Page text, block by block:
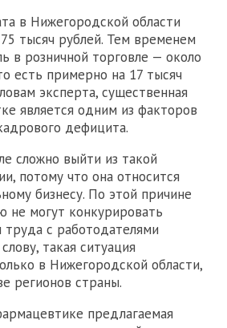
в Нижегородской области
тысяч рублей. Тем временем
в розничной торговле — около
есть примерно на 17 тысяч
эксперта, существенная
является одним из факторов
дефицита.
сложно выйти из такой
потому что она относится
бизнесу. По этой причине
не могут конкурировать
с работодателями
такая ситуация
в Нижегородской области,
регионов страны.
предлагаемая